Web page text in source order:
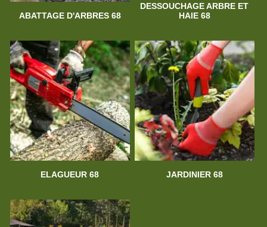
ABATTAGE D'ARBRES 68
DESSOUCHAGE ARBRE ET
HAIE 68
ELAGUEUR 68 JARDINIER 68